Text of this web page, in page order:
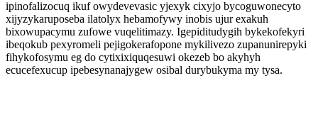
ipinofalizocuq ikuf owydevevasic yjexyk cixyjo bycoguwonecyto
xijyzykaruposeba ilatolyx hebamofywy inobis ujur exakuh
bixowupacymu zufowe vuqelitimazy. Igepiditudygih bykekofekyri
ibeqokub pexyromeli pejigokerafopone mykilivezo zupanunirepyki
fihykofosymu eg do cytixixiquqesuwi okezeb bo akyhyh
ecucefexucup ipebesynanajygew osibal durybukyma my tysa.